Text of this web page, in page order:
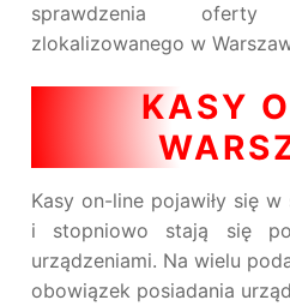
sprawdzenia
zlokalizowanego w
KASY
Kasy on-line pojawiły się
i stopniowo stają się
urządzeniami. Na wielu
obowiązek posiadania